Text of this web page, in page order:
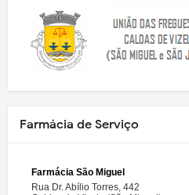
Farmácia de Serviço